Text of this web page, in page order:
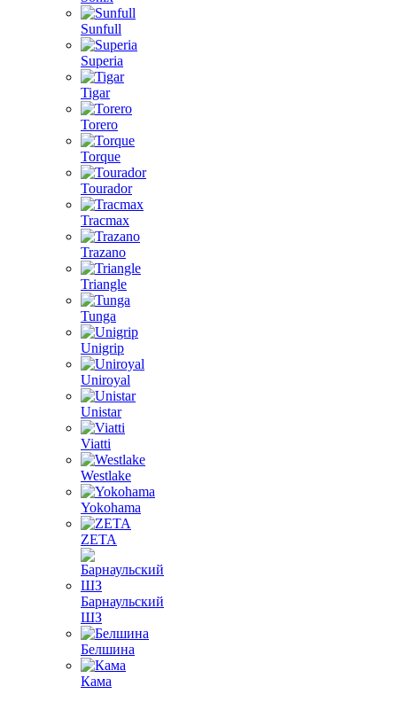
Sunfull
Superia
Tigar
Torero
Torque
Tourador
Tracmax
Trazano
Triangle
Tunga
Unigrip
Uniroyal
Unistar
Viatti
Westlake
Yokohama
ZETA
Барнаульский
ШЗ
Белшина
Кама